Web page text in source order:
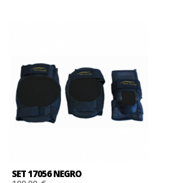
SET 17056 NEGRO